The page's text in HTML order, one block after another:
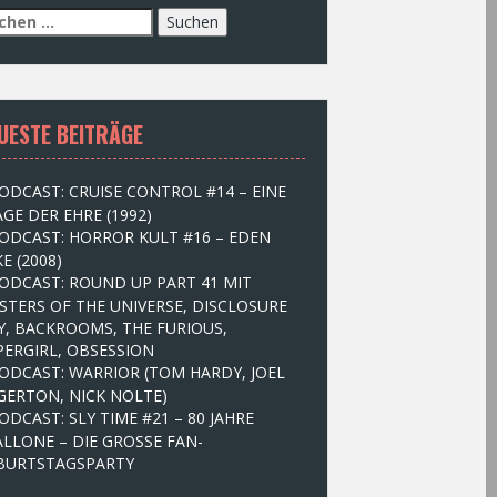
BEITRÄGE
CRUISE CONTROL #14 – EINE
DER EHRE (1992)
HORROR KULT #16 – EDEN
(2008)
ROUND UP PART 41 MIT
OF THE UNIVERSE, DISCLOSURE
BACKROOMS, THE FURIOUS,
OBSESSION
WARRIOR (TOM HARDY, JOEL
NICK NOLTE)
SLY TIME #21 – 80 JAHRE
– DIE GROSSE FAN-